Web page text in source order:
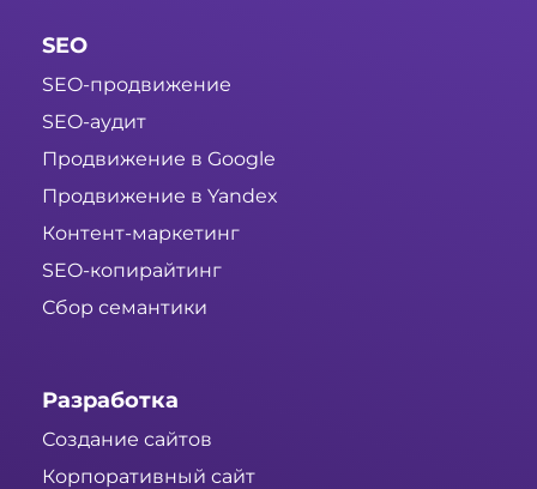
SEO
SEO-продвижение
SEO-аудит
Продвижение в Google
Продвижение в Yandex
Контент-маркетинг
SEO-копирайтинг
Сбор семантики
Разработка
Создание сайтов
Корпоративный сайт